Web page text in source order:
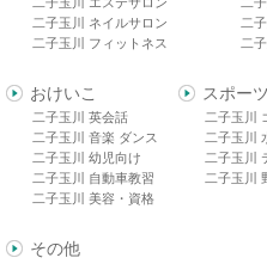
二子玉川 ネイルサロン
二子玉川 フィットネス
二
二
おけいこ
二子玉川 英会話
二子玉川 音楽 ダンス
二子玉川 幼児向け
二子玉川 自動車教習
二子玉川 美容・資格
スポーツ
二子玉川
二子玉川
二子玉川
二子玉川
その他